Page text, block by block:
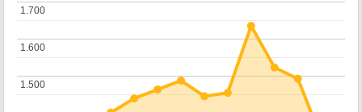
1.500
1.500
1.600
1.600
1.700
1.700